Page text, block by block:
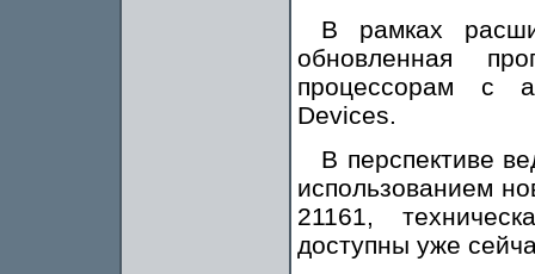
В рамках
обновленная
процессорам с
Devices.
В перспективе
использованием
21161,
доступны уже